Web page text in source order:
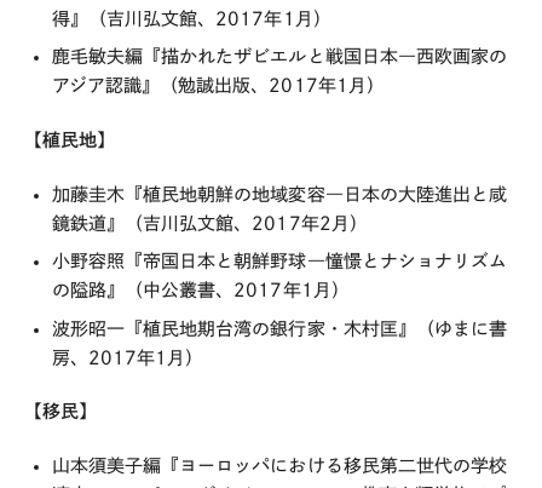
得』（吉川弘文館、2017年1月）
鹿毛敏夫編『描かれたザビエルと戦国日本―西欧画家の
アジア認識』（勉誠出版、2017年1月）
【植民地】
加藤圭木『植民地朝鮮の地域変容―日本の大陸進出と咸
鏡鉄道』（吉川弘文館、2017年2月）
小野容照『帝国日本と朝鮮野球―憧憬とナショナリズム
の隘路』（中公叢書、2017年1月）
波形昭一『植民地期台湾の銀行家・木村匡』（ゆまに書
房、2017年1月）
【移民】
山本須美子編『ヨーロッパにおける移民第二世代の学校